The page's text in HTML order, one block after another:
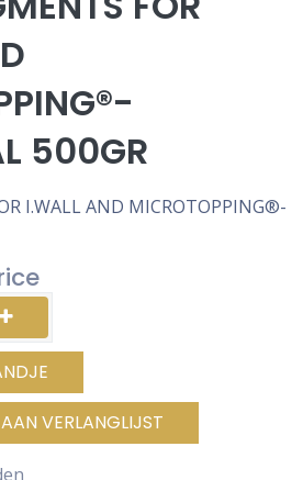
500GR
I.WALL AND MICROTOPPING®-
VERLANGLIJST